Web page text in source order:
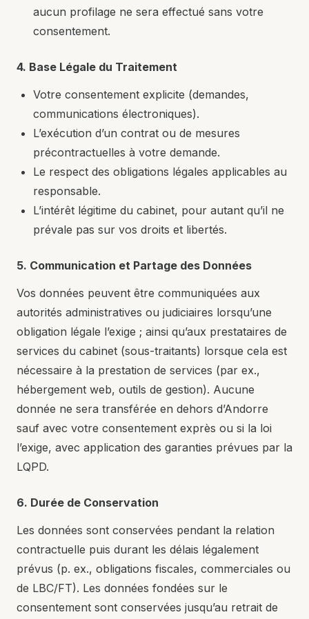
aucun profilage ne sera effectué sans votre
consentement.
4. Base Légale du Traitement
Votre consentement explicite (demandes,
communications électroniques).
L’exécution d’un contrat ou de mesures
précontractuelles à votre demande.
Le respect des obligations légales applicables au
responsable.
L’intérêt légitime du cabinet, pour autant qu’il ne
prévale pas sur vos droits et libertés.
5. Communication et Partage des Données
Vos données peuvent être communiquées aux
autorités administratives ou judiciaires lorsqu’une
obligation légale l’exige ; ainsi qu’aux prestataires de
services du cabinet (sous-traitants) lorsque cela est
nécessaire à la prestation de services (par ex.,
hébergement web, outils de gestion). Aucune
donnée ne sera transférée en dehors d’Andorre
sauf avec votre consentement exprès ou si la loi
l’exige, avec application des garanties prévues par la
LQPD.
6. Durée de Conservation
Les données sont conservées pendant la relation
contractuelle puis durant les délais légalement
prévus (p. ex., obligations fiscales, commerciales ou
de LBC/FT). Les données fondées sur le
consentement sont conservées jusqu’au retrait de